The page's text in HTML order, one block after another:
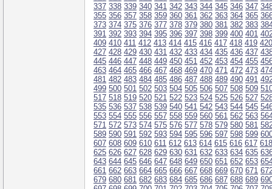
337 338 339 340 341 342 343 344 345 346 347
355 356 357 358 359 360 361 362 363 364 365
373 374 375 376 377 378 379 380 381 382 383
391 392 393 394 395 396 397 398 399 400 401
409 410 411 412 413 414 415 416 417 418 419 420
427 428 429 430 431 432 433 434 435 436 437
445 446 447 448 449 450 451 452 453 454 455
463 464 465 466 467 468 469 470 471 472 473
481 482 483 484 485 486 487 488 489 490 491
499 500 501 502 503 504 505 506 507 508 509
517 518 519 520 521 522 523 524 525 526 527
535 536 537 538 539 540 541 542 543 544 545
553 554 555 556 557 558 559 560 561 562 563
571 572 573 574 575 576 577 578 579 580 581
589 590 591 592 593 594 595 596 597 598 599
607 608 609 610 611 612 613 614 615 616 617 618
625 626 627 628 629 630 631 632 633 634 635
643 644 645 646 647 648 649 650 651 652 653
661 662 663 664 665 666 667 668 669 670 671
679 680 681 682 683 684 685 686 687 688 689